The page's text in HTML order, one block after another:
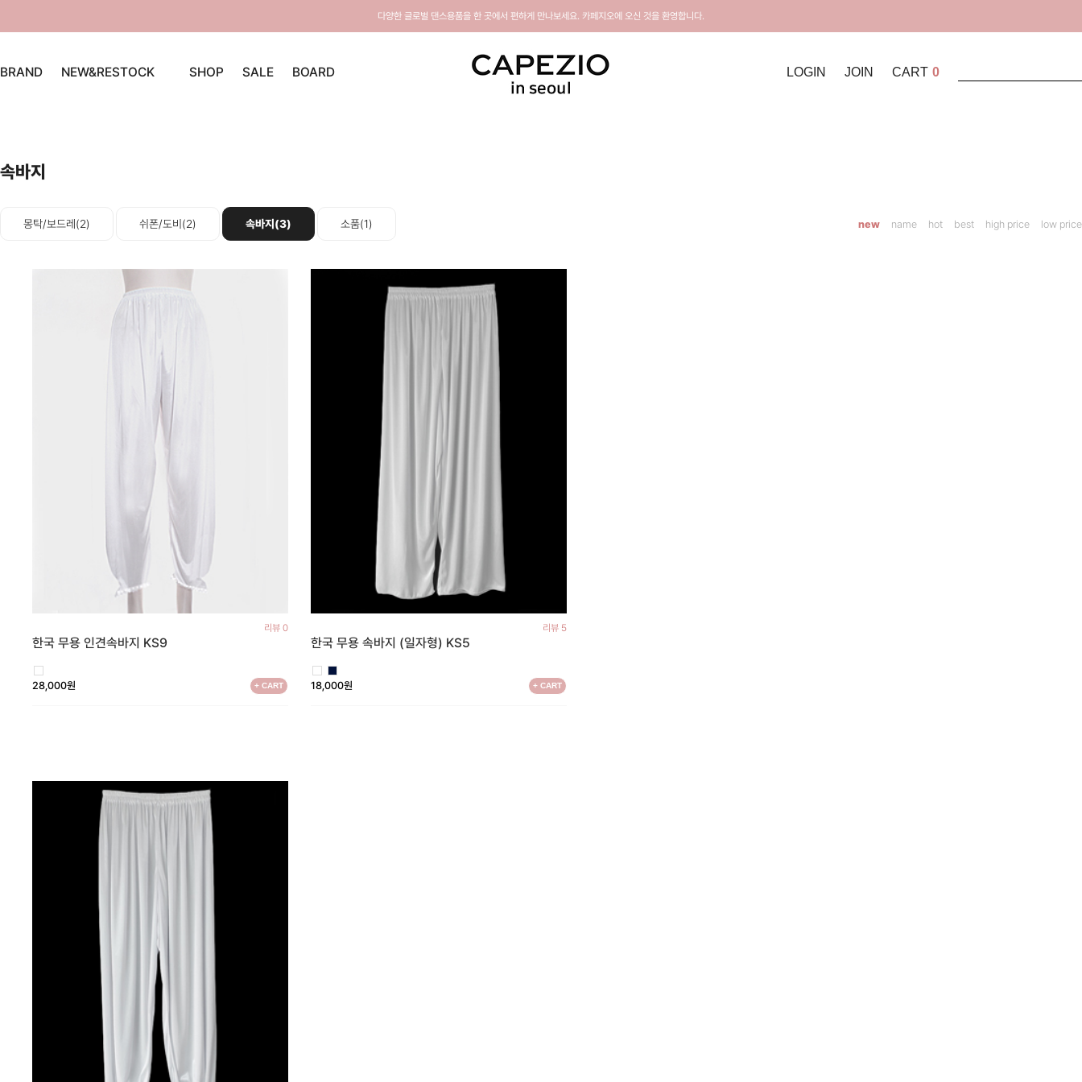
다양한 글로벌 댄스용품을 한 곳에서 편하게 만나보세요. 카페지오에 오신 것을 환영합니다.
BRAND NEW&RESTOCK SHOP SALE BOARD LOGIN JOIN CART 0
속바지
몽탁/보드레(2) 쉬폰/도비(2) 속바지(3) 소품(1) new name hot best high price low price
리뷰 0
한국 무용 인견속바지 KS9
28,000원 + CART
리뷰 5
한국 무용 속바지 (일자형) KS5
18,000원 + CART